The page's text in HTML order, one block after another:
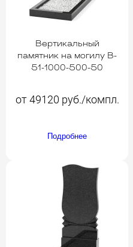
Вертикальный
памятник на могилу B-
51-1000-500-50
от 49120 руб./компл.
Подробнее